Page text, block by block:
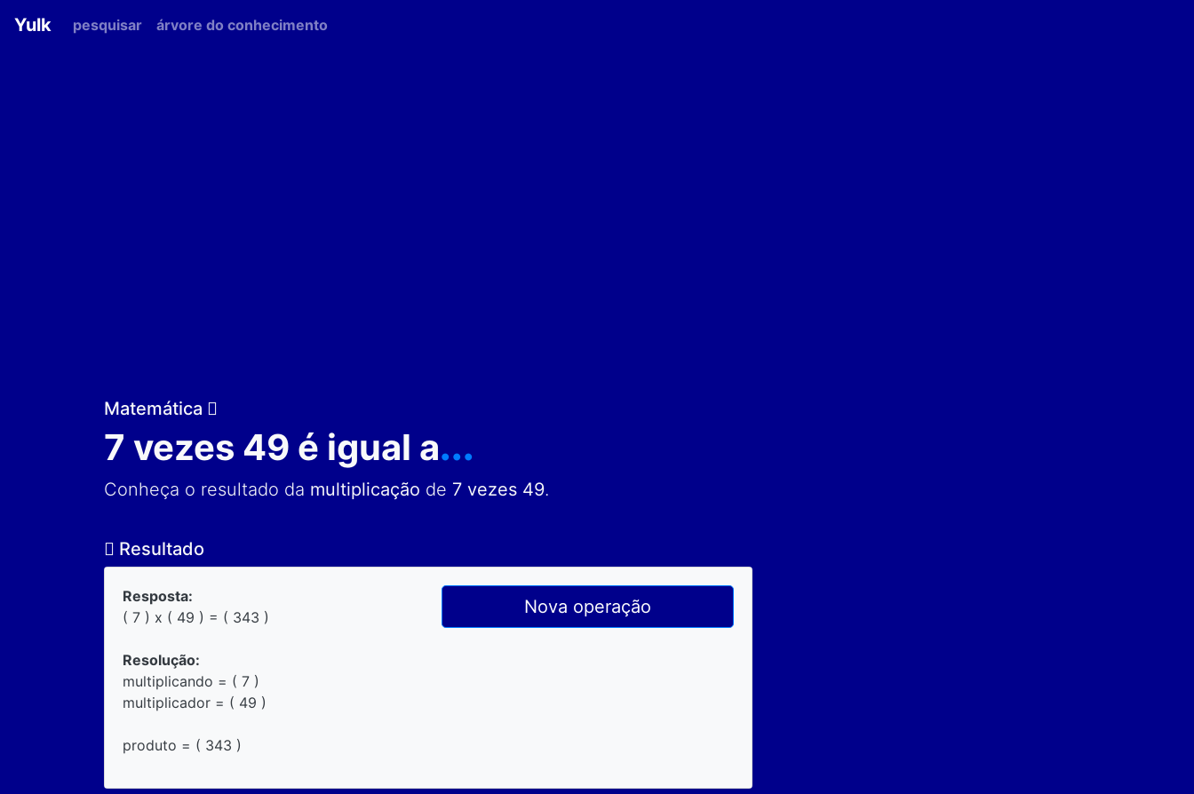
Yulk pesquisar árvore do conhecimento
Matemática
7 vezes 49 é igual a...
Conheça o resultado da multiplicação de 7 vezes 49.
Resultado
Resposta:
( 7 ) x ( 49 ) = ( 343 )
Resolução:
multiplicando = ( 7 )
multiplicador = ( 49 )
produto = ( 343 )
Nova operação